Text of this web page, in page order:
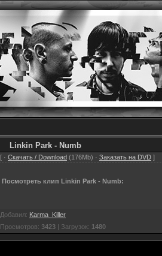
Linkin Park - Numb
[ · Скачать / Download (176Mb) · Заказать на DVD ]
Посмотреть клип Linkin Park - Numb:
Добавил: Karma_Killer
Просмотров: 3423 | Загрузок: 1480